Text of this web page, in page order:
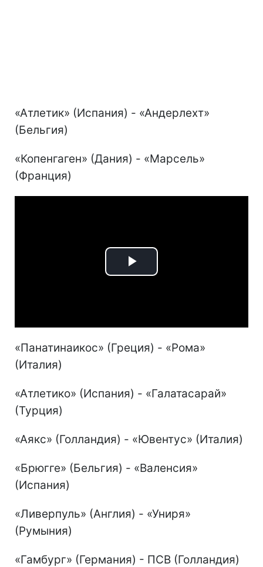
«Атлетик» (Испания) - «Андерлехт»
(Бельгия)
«Копенгаген» (Дания) - «Марсель»
(Франция)
Play
«Панатинаикос» (Греция) - «Рома»
(Италия)
«Атлетико» (Испания) - «Галатасарай»
(Турция)
«Аякс» (Голландия) - «Ювентус» (Италия)
«Брюгге» (Бельгия) - «Валенсия»
(Испания)
«Ливерпуль» (Англия) - «Униря»
(Румыния)
«Гамбург» (Германия) - ПСВ (Голландия)